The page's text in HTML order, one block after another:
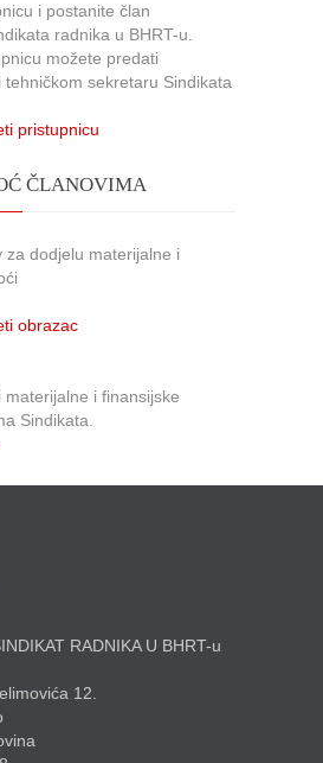
i postanite član
radnika u BHRT-u.
možete predati
tehničkom sekretaru Sindikata
pristupnicu
ČLANOVIMA
za dodjelu materijalne i
obrazac
i finansijske
Sindikata.
RADNIKA U BHRT-u
12.